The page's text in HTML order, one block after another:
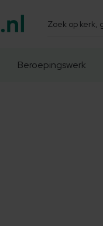
Zoeken
Beroepingswerk